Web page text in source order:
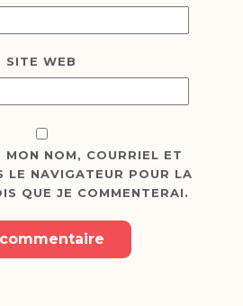
SITE WEB
MON NOM, COURRIEL ET
LE NAVIGATEUR POUR LA
QUE JE COMMENTERAI.